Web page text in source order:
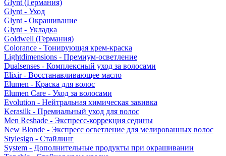
Glynt (Германия)
Glynt - Уход
Glynt - Окрашивание
Glynt - Укладка
Goldwell (Германия)
Colorance - Тонирующая крем-краска
Lightdimensions - Премиум-осветление
Dualsenses - Комплексный уход за волосами
Elixir - Восстанавливающее масло
Elumen - Краска для волос
Elumen Care - Уход за волосами
Evolution - Нейтральная химическая завивка
Kerasilk - Премиальный уход для волос
Men Reshade - Экспресс-коррекция седины
New Blonde - Экспресс осветление для мелированных волос
Stylesign - Стайлинг
System - Дополнительные продукты при окрашивании